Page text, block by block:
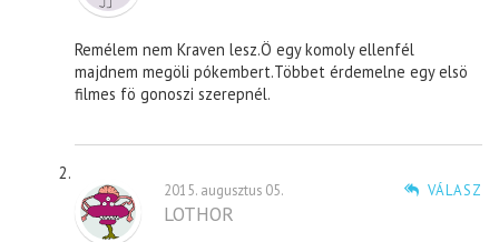
Remélem nem Kraven lesz.Ö egy komoly ellenfél
majdnem megöli pókembert.Többet érdemelne egy elsö
filmes fö gonoszi szerepnél.
VÁLASZ
2015. augusztus 05.
LOTHOR